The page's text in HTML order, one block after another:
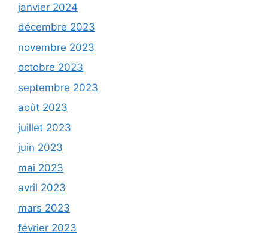
janvier 2024
décembre 2023
novembre 2023
octobre 2023
septembre 2023
août 2023
juillet 2023
juin 2023
mai 2023
avril 2023
mars 2023
février 2023